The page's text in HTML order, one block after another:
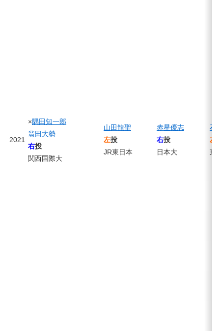
2021
×隅田知一郎
翁田大勢
右投
関西国際大
山田龍聖
左投
JR東日本
赤星優志
右投
日本大
石
左
東